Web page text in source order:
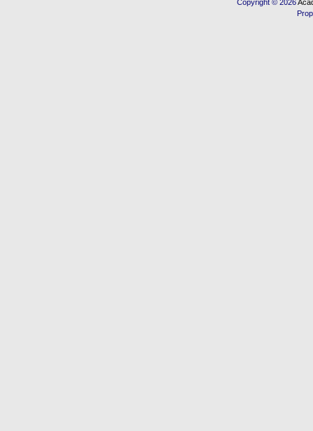
Copyright © 2026